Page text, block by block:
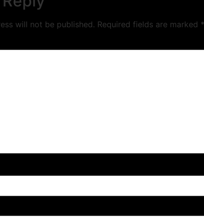
will not be published. Required fields are marked *